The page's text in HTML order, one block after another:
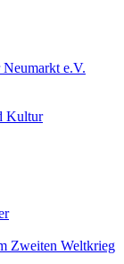
e.V.
Kultur
Zweiten Weltkrieg